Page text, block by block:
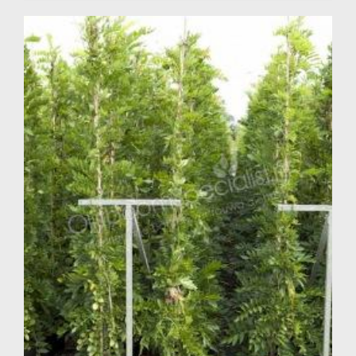
webshop! Klik op “Plaats in kruiwagen” bij de
gewenste Wisteria. Volg de eenvoudige stappen en
uw blauwe regen wordt veilig en snel bij u thuis geleverd.
Met een blauwe regen van de OlijfboomSpecialist haalt u
een weelderige, romantische en mediterrane plant in huis
die jarenlang kleur, geur en elegantie aan uw tuin of
terras toevoegt.
Veelgestelde vragen
Is de blauwe regen een groenblijvende klimplant?
Nee, een blauwe regen is een bladverliezende klimplant.
Is de blauwe regen geschikt voor ons klimaat?
De blauwe regen is goed winterhard en is dan ook prima
geschikt voor ons klimaat.
Wat is de beste standplaats voor een blauwe regen?
De blauwe regen gedijt het beste op een plek in de volle zon
of halfschaduw.